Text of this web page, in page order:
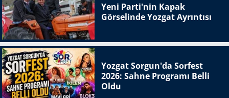
Yeni Parti'nin Kapak
Görselinde Yozgat Ayrıntısı
Yozgat Sorgun'da Sorfest
2026: Sahne Programı Belli
Oldu